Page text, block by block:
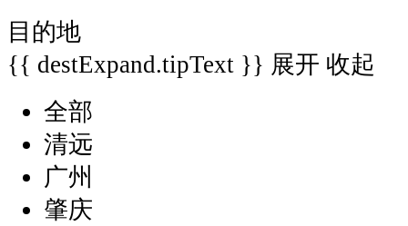
目的地
{{ destExpand.tipText }} 展开 收起
全部
清远
广州
肇庆